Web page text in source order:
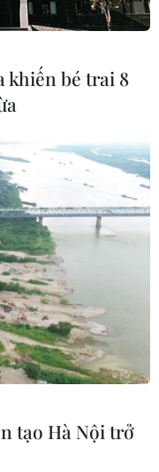
đốc bị truy
Ngô Văn Bảy (sinh
đã không thực
lạc với các bị hại
khiến bé trai 8
tạo Hà Nội trở